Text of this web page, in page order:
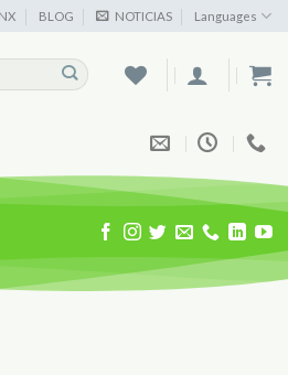
BLOG NOTICIAS Languages